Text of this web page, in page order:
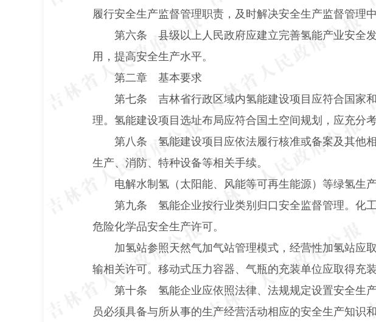
履行安全生产监督管理职责，及时解决安全生产监督管理
第六条 县级以上人民政府应建立完善氢能产业安全
用，提高安全生产水平。
第二章 基本要求
第七条 吉林省行政区域内氢能建设项目应符合国家
理。氢能建设项目选址布局应符合国土空间规划，应充分
第八条 氢能建设项目应依法履行核准或备案及其他
生产、消防、特种设备等相关手续。
电解水制氢（太阳能、风能等可再生能源）等绿氢生
第九条 氢能企业按行业类别归口安全监督管理。化
危险化学品安全生产许可。
加氢站参照天然气加气站管理模式，经营性加氢站应
输相关许可。移动式压力容器、气瓶的充装单位应取得充装
第十条 氢能企业应依照法律、法规规定设置安全生
员必须具备与所从事的生产经营活动相应的安全生产知识和